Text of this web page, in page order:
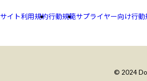
サイト利用規約行動規範サプライヤー向け行動
© 2024